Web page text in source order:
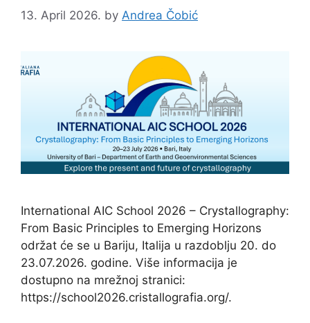
13. April 2026. by Andrea Čobić
International AIC School 2026 – Crystallography:
From Basic Principles to Emerging Horizons
održat će se u Bariju, Italija u razdoblju 20. do
23.07.2026. godine. Više informacija je
dostupno na mrežnoj stranici:
https://school2026.cristallografia.org/.